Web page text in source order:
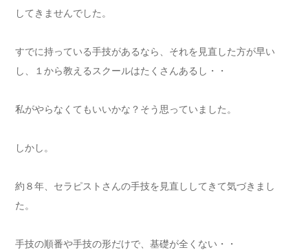
してきませんでした。
すでに持っている手技があるなら、それを見直した方が早い
し、１から教えるスクールはたくさんあるし・・
私がやらなくてもいいかな？そう思っていました。
しかし。
約８年、セラピストさんの手技を見直ししてきて気づきまし
た。
手技の順番や手技の形だけで、基礎が全くない・・